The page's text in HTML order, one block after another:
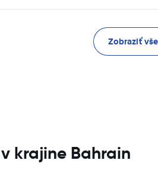
Zobraziť
krajine Bahrain